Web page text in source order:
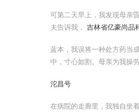
可第二天早上，我发现母亲
夫告诉我， 吉林省亿豪尚品
蓝本，我误将一种处方药当
中，寸心如割。母亲为我操
沱昌号
在病院的走廊里，我独自坐